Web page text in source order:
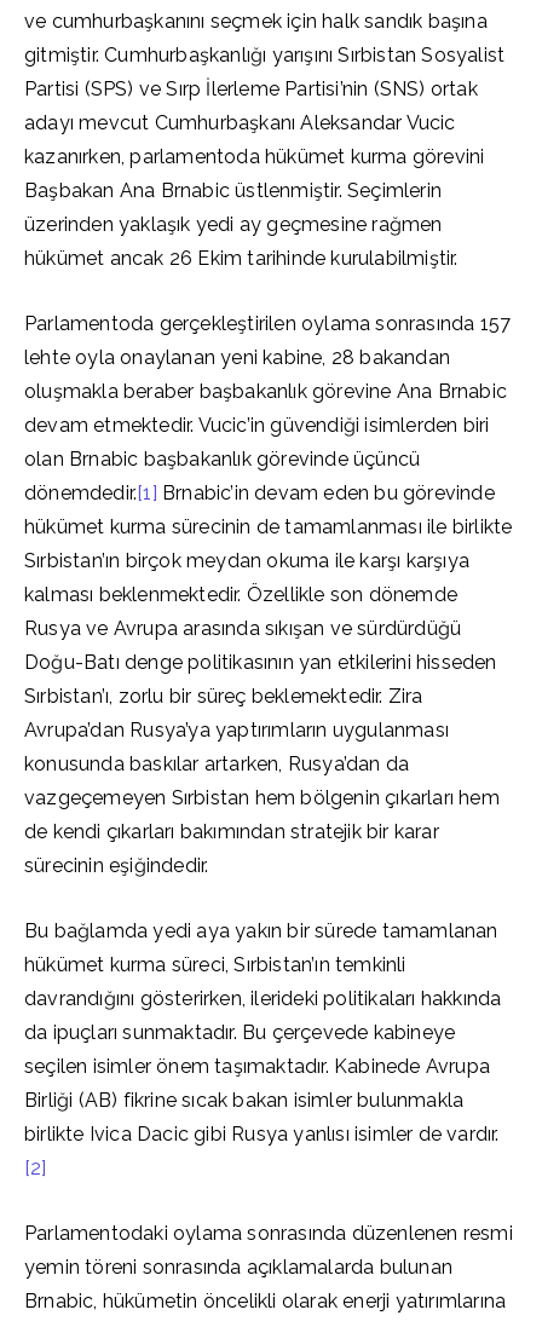
ve cumhurbaşkanını seçmek için halk sandık başına
gitmiştir. Cumhurbaşkanlığı yarışını Sırbistan Sosyalist
Partisi (SPS) ve Sırp İlerleme Partisi’nin (SNS) ortak
adayı mevcut Cumhurbaşkanı Aleksandar Vucic
kazanırken, parlamentoda hükümet kurma görevini
Başbakan Ana Brnabic üstlenmiştir. Seçimlerin
üzerinden yaklaşık yedi ay geçmesine rağmen
hükümet ancak 26 Ekim tarihinde kurulabilmiştir.
Parlamentoda gerçekleştirilen oylama sonrasında 157
lehte oyla onaylanan yeni kabine, 28 bakandan
oluşmakla beraber başbakanlık görevine Ana Brnabic
devam etmektedir. Vucic’in güvendiği isimlerden biri
olan Brnabic başbakanlık görevinde üçüncü
dönemdedir.[1] Brnabic’in devam eden bu görevinde
hükümet kurma sürecinin de tamamlanması ile birlikte
Sırbistan’ın birçok meydan okuma ile karşı karşıya
kalması beklenmektedir. Özellikle son dönemde
Rusya ve Avrupa arasında sıkışan ve sürdürdüğü
Doğu-Batı denge politikasının yan etkilerini hisseden
Sırbistan’ı, zorlu bir süreç beklemektedir. Zira
Avrupa’dan Rusya’ya yaptırımların uygulanması
konusunda baskılar artarken, Rusya’dan da
vazgeçemeyen Sırbistan hem bölgenin çıkarları hem
de kendi çıkarları bakımından stratejik bir karar
sürecinin eşiğindedir.
Bu bağlamda yedi aya yakın bir sürede tamamlanan
hükümet kurma süreci, Sırbistan’ın temkinli
davrandığını gösterirken, ilerideki politikaları hakkında
da ipuçları sunmaktadır. Bu çerçevede kabineye
seçilen isimler önem taşımaktadır. Kabinede Avrupa
Birliği (AB) fikrine sıcak bakan isimler bulunmakla
birlikte Ivica Dacic gibi Rusya yanlısı isimler de vardır.
[2]
Parlamentodaki oylama sonrasında düzenlenen resmi
yemin töreni sonrasında açıklamalarda bulunan
Brnabic, hükümetin öncelikli olarak enerji yatırımlarına